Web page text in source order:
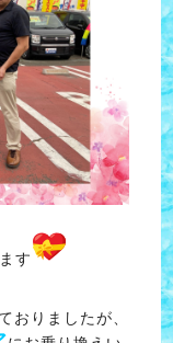
す
おりましたが、